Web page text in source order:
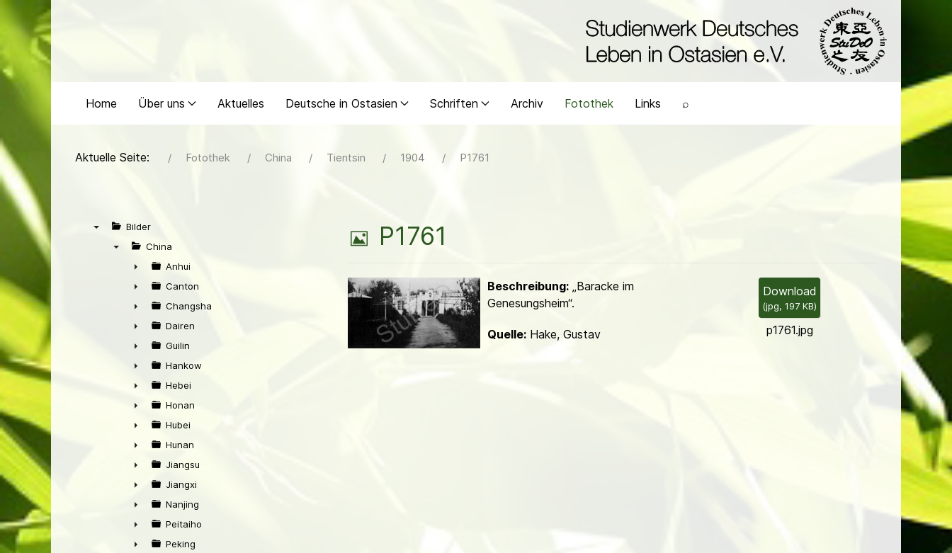
Home Über uns Aktuelles Deutsche in Ostasien Schriften Archiv Fotothek Links ⌕
Aktuelle Seite: Fotothek China Tientsin 1904 P1761
Bilder
China
►
Anhui
►
Canton
►
Changsha
►
Dairen
►
Guilin
►
Hankow
►
Hebei
►
Honan
►
Hubei
►
Hunan
►
Jiangsu
►
Jiangxi
►
Nanjing
►
Peitaiho
Peking
B
l
d
P1761
Download
(jpg,197 KB)
p1761.jpg
Beschreibung:„Baracke im
Genesungsheim“.
Quelle:Hake, Gustav